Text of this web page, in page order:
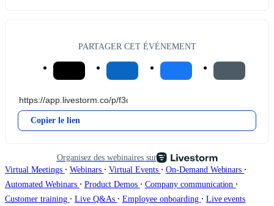
PARTAGER CET ÉVÉNEMENT
Copier le lien
Organisez des webinaires sur
Virtual Meetings ∙ Webinars ∙ Virtual Events ∙ On-Demand Webinars ∙
Automated Webinars ∙ Product Demos ∙ Company communication ∙
Customer training ∙ Live Q&As ∙ Employee onboarding ∙ Live events